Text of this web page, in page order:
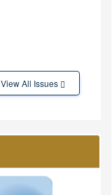
View All Issues